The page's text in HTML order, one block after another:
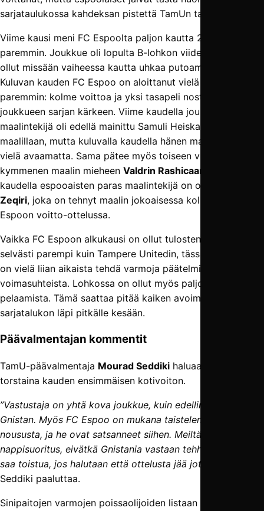
sarjataulukossa kahdeksan pistettä TamUn taakse.
Viime kausi meni FC Espoolta paljon kautta 2017
paremmin. Joukkue oli lopulta B-lohkon viides, eikä sillä
ollut missään vaiheessa kautta uhkaa putoamisesta.
Kuluvan kauden FC Espoo on aloittanut vielä tätäkin
paremmin: kolme voittoa ja yksi tasapeli nostavat
joukkueen sarjan kärkeen. Viime kaudella joukkueen paras
maalintekijä oli edellä mainittu Samuli Heiska kymmenellä
maalillaan, mutta kuluvalla kaudella hänen maalitilinsä on
vielä avaamatta. Sama pätee myös toiseen viime kauden
kymmenen maalin mieheen Valdrin Rashicaan
kaudella espooaisten paras maalintekijä on ollut
Zeqiri, joka on tehnyt maalin jokoaisessa kolmessa FC
Espoon voitto-ottelussa.
Vaikka FC Espoon alkukausi on ollut tulosten valossa
selvästi parempi kuin Tampere Unitedin, tässä vaiheessa
on vielä liian aikaista tehdä varmoja päätelmiä sarjan
voimasuhteista. Lohkossa on ollut myös paljon ristiin
pelaamista. Tämä saattaa pitää kaiken avoimena koko
sarjatalukon läpi pitkälle kesään.
Päävalmentajan kommentit
TamU-päävalmentaja Mourad Seddiki haluaa ottaa
torstaina kauden ensimmäisen kotivoiton.
”Vastustaja on yhtä kova joukkue, kuin edellinen vastustaja
Gnistan. Myös FC Espoo on mukana taistelemassa
noususta, ja he ovat satsanneet siihen. Meiltä tarvitaan
nappisuoritus, eivätkä Gnistania vastaan tehhdyt virheet
saa toistua, jos halutaan että ottelusta jää jotakin kotiin”
Seddiki paaluttaa.
Sinipaitojen varmojen poissaolijoiden listaan ei ole tullut